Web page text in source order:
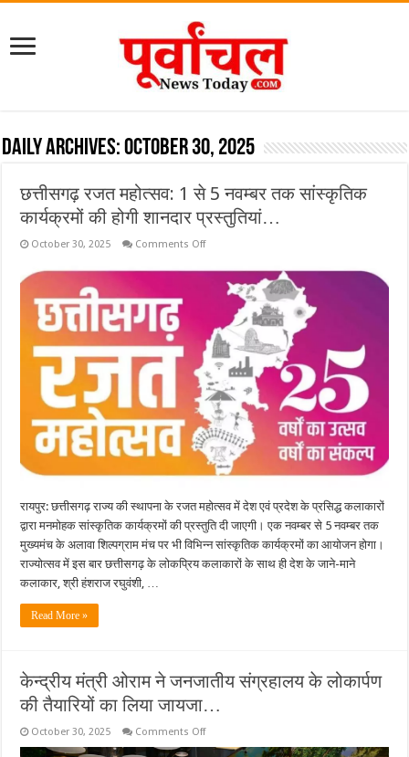
Daily Archives:October 30, 2025
छत्तीसगढ़ रजत महोत्सव: 1 से 5 नवम्बर तक सांस्कृतिक
कार्यक्रमों की होगी शानदार प्रस्तुतियां…
October 30, 2025 Comments Offon
महोत्सव:
नवम्बर
तक
सांस्कृतिक
कार्यक्रमों
की
होगी
शानदार
प्रस्तुतियां…
रायपुर: छत्तीसगढ़ राज्य की स्थापना के रजत महोत्सव में देश एवं प्रदेश के प्रसिद्ध कलाकारों
द्वारा मनमोहक सांस्कृतिक कार्यक्रमों की प्रस्तुति दी जाएगी। एक नवम्बर से 5 नवम्बर तक
मुख्यमंच के अलावा शिल्पग्राम मंच पर भी विभिन्न सांस्कृतिक कार्यक्रमों का आयोजन होगा।
राज्योत्सव में इस बार छत्तीसगढ़ के लोकप्रिय कलाकारों के साथ ही देश के जाने-माने
कलाकार, श्री हंशराज रघुवंशी, …
Read More »
केन्द्रीय मंत्री ओराम ने जनजातीय संग्रहालय के लोकार्पण
की तैयारियों का लिया जायजा…
October 30, 2025 Comments Offon